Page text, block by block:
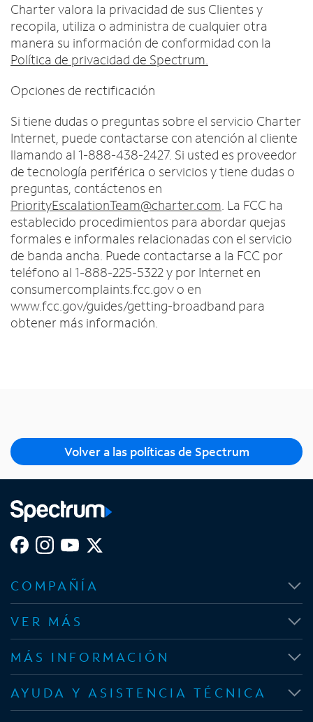
Charter valora la privacidad de sus Clientes y
recopila, utiliza o administra de cualquier otra
manera su información de conformidad con la
Política de privacidad de Spectrum.
Opciones de rectificación
Si tiene dudas o preguntas sobre el servicio Charter
Internet, puede contactarse con atención al cliente
llamando al 1-888-438-2427. Si usted es proveedor
de tecnología periférica o servicios y tiene dudas o
preguntas, contáctenos en
PriorityEscalationTeam@charter.com. La FCC ha
establecido procedimientos para abordar quejas
formales e informales relacionadas con el servicio
de banda ancha. Puede contactarse a la FCC por
teléfono al 1-888-225-5322 y por Internet en
consumercomplaints.fcc.gov o en
www.fcc.gov/guides/getting-broadband para
obtener más información.
Volver a las políticas de Spectrum
e
a
r
e
n
u
n
e
a
r
e
n
u
n
e
a
b
r
e
n
u
n
e
a
e
n
u
n
COMPAÑÍA
VER MÁS
MÁS INFORMACIÓN
AYUDA Y ASISTENCIA TÉCNICA